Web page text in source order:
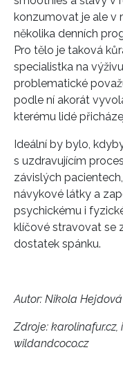
REDAKCE
konzumovat je ale v
několika denních
Pro tělo je taková
specialistka na výživu
problematické
podle ní akorát
kterému lidé
Ideální by bylo,
s uzdravujícím
závislých
návykové látky a
psychickému i
klíčové stravovat se
dostatek spánku.
Autor: Nikola Hejdová
Zdroje: karolinafur.cz,
wildandcoco.cz